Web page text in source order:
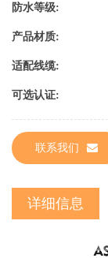
防水等级:
产品材质:
适配线缆:
可选认证:
联系我们
详细信息